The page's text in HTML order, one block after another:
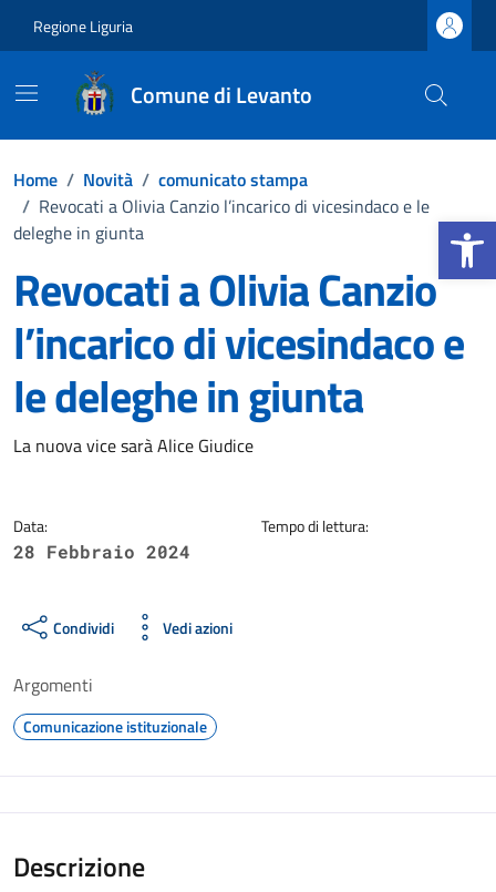
Apri la
Regione Liguria
Comune di Levanto
Home / Novità / comunicato stampa
/ Revocati a Olivia Canzio l’incarico di vicesindaco e le
deleghe in giunta
Revocati a Olivia Canzio
l’incarico di vicesindaco e
le deleghe in giunta
Dettagli della notizia
La nuova vice sarà Alice Giudice
Data:
28 Febbraio 2024
Tempo di lettura:
Condividi Vedi azioni
Argomenti
Comunicazione istituzionale
Descrizione